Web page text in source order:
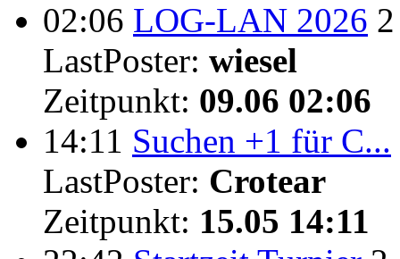
02:06 LOG-LAN 2026 2
LastPoster: wiesel
Zeitpunkt: 09.06 02:06
14:11 Suchen +1 für C...
LastPoster: Crotear
Zeitpunkt: 15.05 14:11